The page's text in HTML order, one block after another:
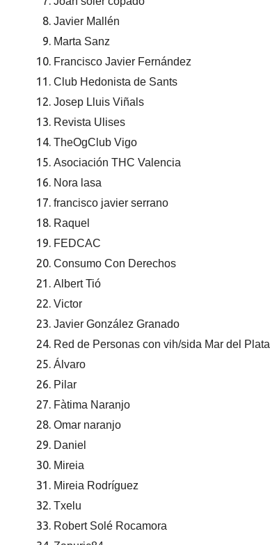
Javier Mallén
Marta Sanz
Francisco Javier Fernández
Club Hedonista de Sants
Josep Lluis Viñals
Revista Ulises
TheOgClub Vigo
Asociación THC Valencia
Nora lasa
francisco javier serrano
Raquel
FEDCAC
Consumo Con Derechos
Albert Tió
Victor
Javier González Granado
Red de Personas con vih/sida Mar del Plata
Álvaro
Pilar
Fàtima Naranjo
Omar naranjo
Daniel
Mireia
Mireia Rodríguez
Txelu
Robert Solé Rocamora